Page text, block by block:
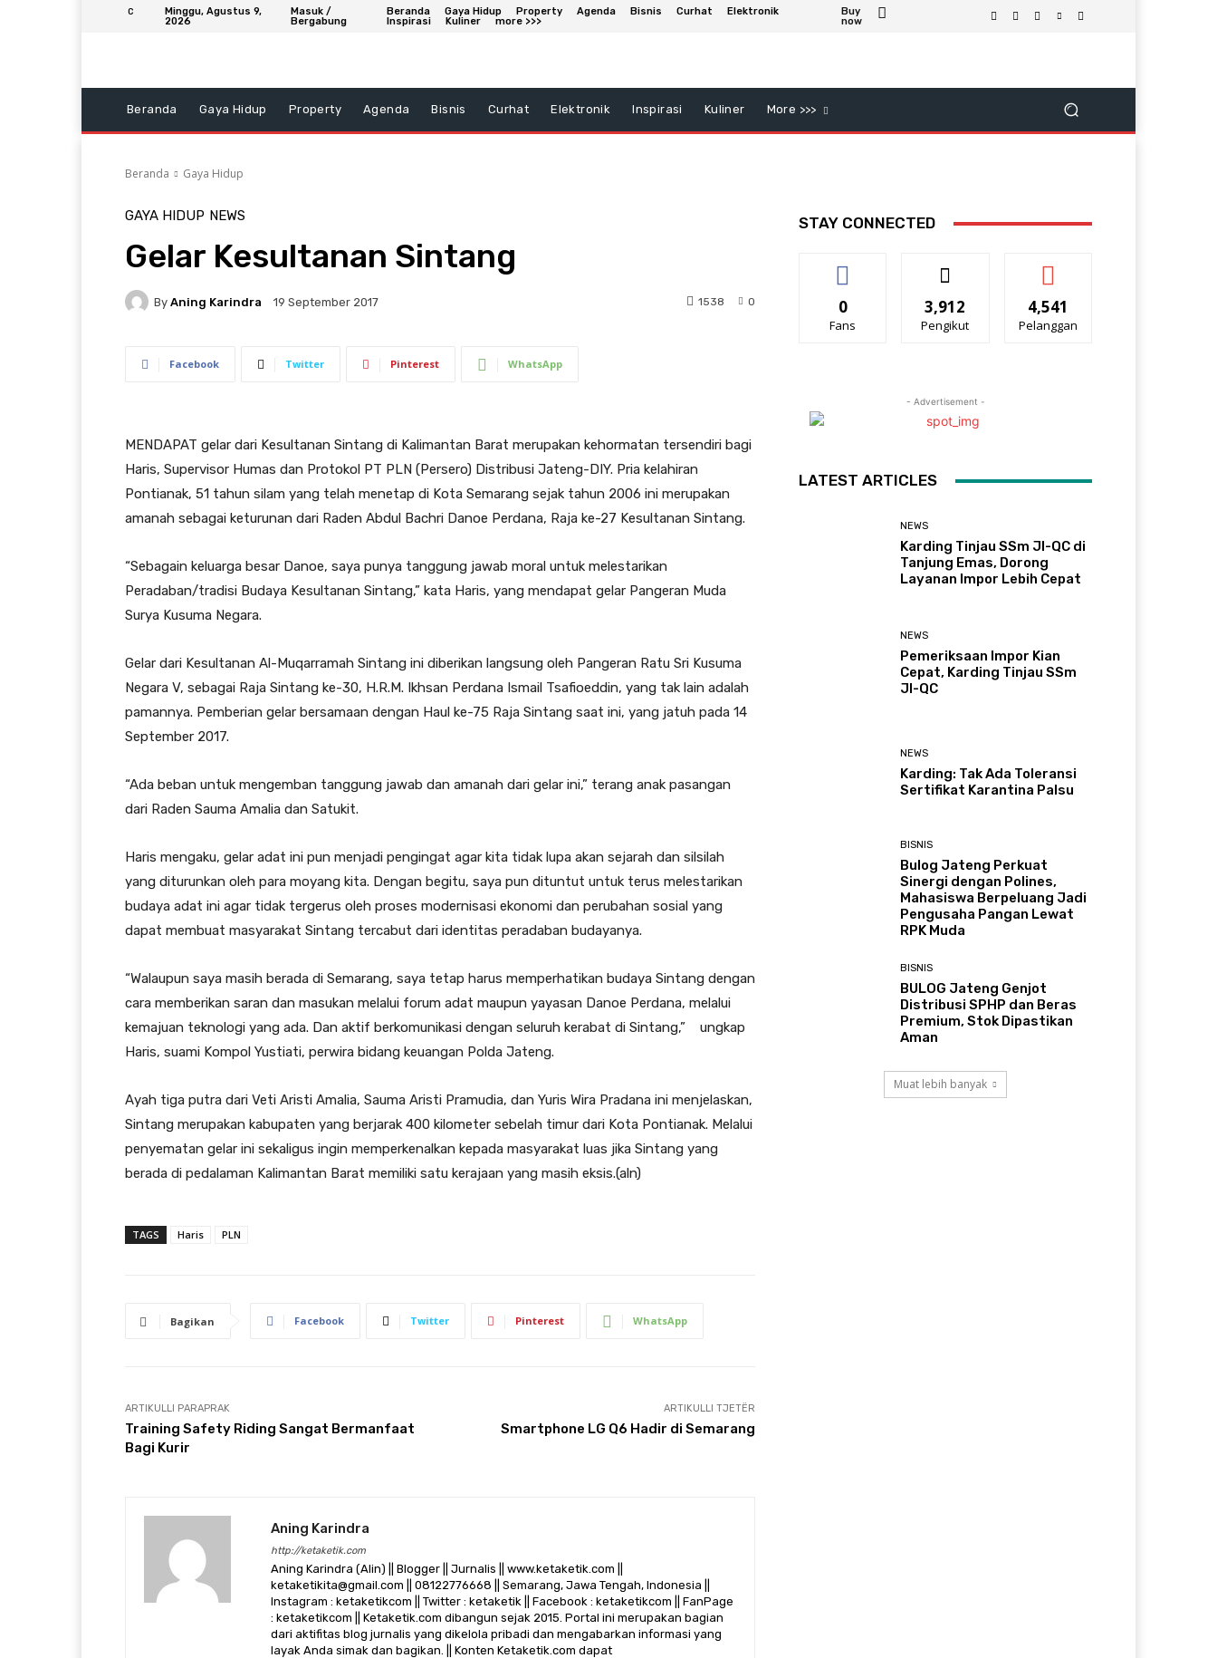
C
Minggu, Agustus 9,
2026
Masuk /
Bergabung
Beranda Gaya Hidup Property Agenda Bisnis Curhat
Elektronik
Inspirasi
Kuliner more >>>
Buy
now
Beranda Gaya Hidup Property Agenda Bisnis Curhat Elektronik Inspirasi Kuliner More >>>
Beranda Gaya Hidup
GAYA HIDUP NEWS
Gelar Kesultanan Sintang
By Aning Karindra 19 September 2017 0
1538
Facebook Twitter Pinterest WhatsApp
MENDAPAT gelar dari Kesultanan Sintang di Kalimantan Barat merupakan kehormatan tersendiri bagi
Haris, Supervisor Humas dan Protokol PT PLN (Persero) Distribusi Jateng-DIY. Pria kelahiran
Pontianak, 51 tahun silam yang telah menetap di Kota Semarang sejak tahun 2006 ini merupakan
amanah sebagai keturunan dari Raden Abdul Bachri Danoe Perdana, Raja ke-27 Kesultanan Sintang.
“Sebagain keluarga besar Danoe, saya punya tanggung jawab moral untuk melestarikan
Peradaban/tradisi Budaya Kesultanan Sintang,” kata Haris, yang mendapat gelar Pangeran Muda
Surya Kusuma Negara.
Gelar dari Kesultanan Al-Muqarramah Sintang ini diberikan langsung oleh Pangeran Ratu Sri Kusuma
Negara V, sebagai Raja Sintang ke-30, H.R.M. Ikhsan Perdana Ismail Tsafioeddin, yang tak lain adalah
pamannya. Pemberian gelar bersamaan dengan Haul ke-75 Raja Sintang saat ini, yang jatuh pada 14
September 2017.
“Ada beban untuk mengemban tanggung jawab dan amanah dari gelar ini,” terang anak pasangan
dari Raden Sauma Amalia dan Satukit.
Haris mengaku, gelar adat ini pun menjadi pengingat agar kita tidak lupa akan sejarah dan silsilah
yang diturunkan oleh para moyang kita. Dengan begitu, saya pun dituntut untuk terus melestarikan
budaya adat ini agar tidak tergerus oleh proses modernisasi ekonomi dan perubahan sosial yang
dapat membuat masyarakat Sintang tercabut dari identitas peradaban budayanya.
“Walaupun saya masih berada di Semarang, saya tetap harus memperhatikan budaya Sintang dengan
cara memberikan saran dan masukan melalui forum adat maupun yayasan Danoe Perdana, melalui
kemajuan teknologi yang ada. Dan aktif berkomunikasi dengan seluruh kerabat di Sintang,” ungkap
Haris, suami Kompol Yustiati, perwira bidang keuangan Polda Jateng.
Ayah tiga putra dari Veti Aristi Amalia, Sauma Aristi Pramudia, dan Yuris Wira Pradana ini menjelaskan,
Sintang merupakan kabupaten yang berjarak 400 kilometer sebelah timur dari Kota Pontianak. Melalui
penyematan gelar ini sekaligus ingin memperkenalkan kepada masyarakat luas jika Sintang yang
berada di pedalaman Kalimantan Barat memiliki satu kerajaan yang masih eksis.(aln)
TAGS Haris PLN
Bagikan Facebook Twitter Pinterest WhatsApp
ARTIKULLI PARAPRAK
Training Safety Riding Sangat Bermanfaat
Bagi Kurir
ARTIKULLI TJETËR
Smartphone LG Q6 Hadir di Semarang
Aning Karindra
http://ketaketik.com
Aning Karindra (Alin) || Blogger || Jurnalis || www.ketaketik.com ||
ketaketikita@gmail.com || 08122776668 || Semarang, Jawa Tengah, Indonesia ||
Instagram : ketaketikcom || Twitter : ketaketik || Facebook : ketaketikcom || FanPage
: ketaketikcom || Ketaketik.com dibangun sejak 2015. Portal ini merupakan bagian
dari aktifitas blog jurnalis yang dikelola pribadi dan mengabarkan informasi yang
layak Anda simak dan bagikan. || Konten Ketaketik.com dapat
STAY CONNECTED
0
Fans
3,912
Pengikut
4,541
Pelanggan
- Advertisement -
LATEST ARTICLES
NEWS
Karding Tinjau SSm JI-QC di
Tanjung Emas, Dorong
Layanan Impor Lebih Cepat
NEWS
Pemeriksaan Impor Kian
Cepat, Karding Tinjau SSm
JI-QC
NEWS
Karding: Tak Ada Toleransi
Sertifikat Karantina Palsu
BISNIS
Bulog Jateng Perkuat
Sinergi dengan Polines,
Mahasiswa Berpeluang Jadi
Pengusaha Pangan Lewat
RPK Muda
BISNIS
BULOG Jateng Genjot
Distribusi SPHP dan Beras
Premium, Stok Dipastikan
Aman
Muat lebih banyak